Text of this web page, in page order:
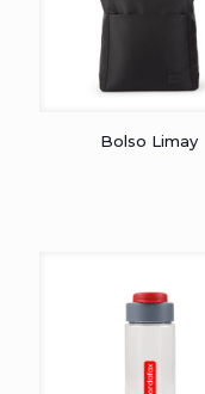
Bolso Limay